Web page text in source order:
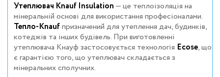
Утеплювач Knauf Insulation — це теплоізоляція на
мінеральній основі для використання професіоналами.
Тепло-Knaufпризначений для утеплення дач, будинків,
котеджів та інших будівель. При виготовленні
утеплювача Кнауф застосовується технологія Ecose, що
є гарантією того, що утеплювач складається з
мінеральних сполучних.